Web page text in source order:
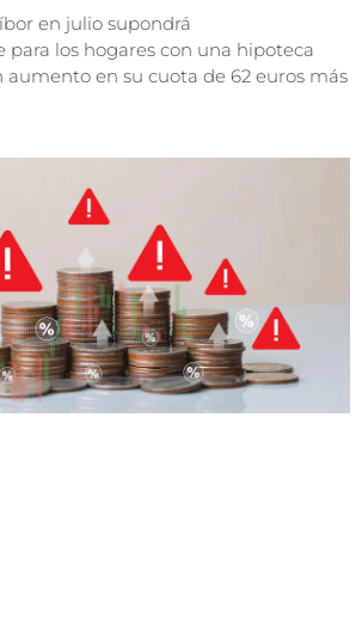
en julio supondrá
los hogares con una hipoteca
aumento en su cuota de 62 euros más